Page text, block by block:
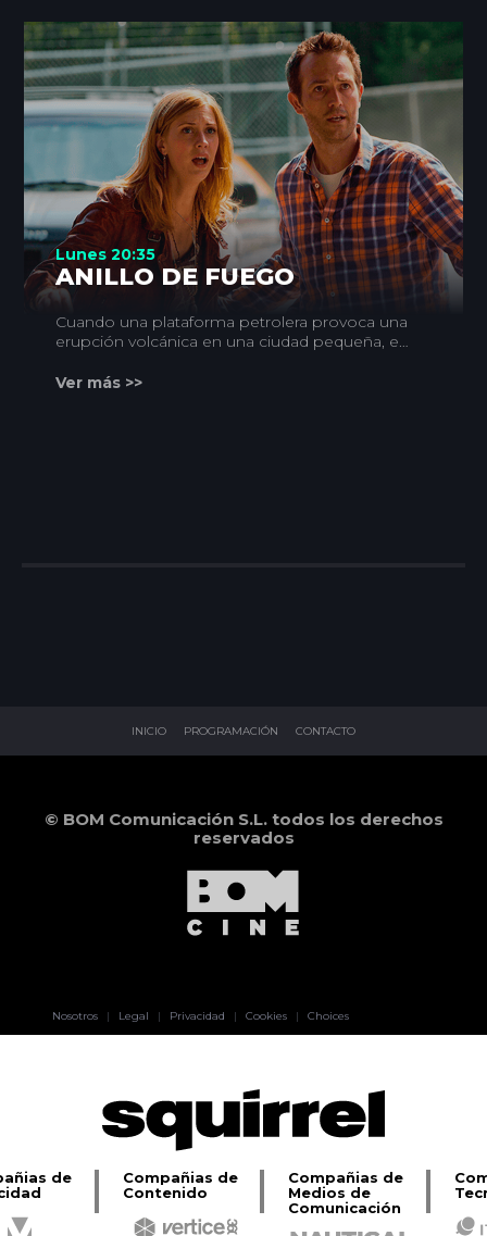
Lunes 20:35
ANILLO DE FUEGO
Cuando una plataforma petrolera provoca una
erupción volcánica en una ciudad pequeña, es
denominado Anillo de Fuego que se extiende
Ver más >>
INICIO PROGRAMACIÓN CONTACTO
© BOM Comunicación S.L. todos los derechos
reservados
Nosotros | Legal | Privacidad | Cookies | Choices
de
Compañias de
Contenido
Compañias de
Medios de
Comunicación